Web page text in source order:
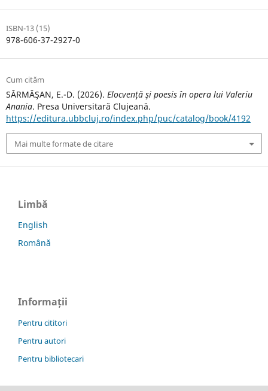
ISBN-13 (15)
978-606-37-2927-0
Cum cităm
SĂRMĂŞAN, E.-D. (2026). Elocvenţă şi poesis în opera lui Valeriu
Anania. Presa Universitară Clujeană.
https://editura.ubbcluj.ro/index.php/puc/catalog/book/4192
Mai multe formate de citare
Limbă
English
Română
Informații
Pentru cititori
Pentru autori
Pentru bibliotecari